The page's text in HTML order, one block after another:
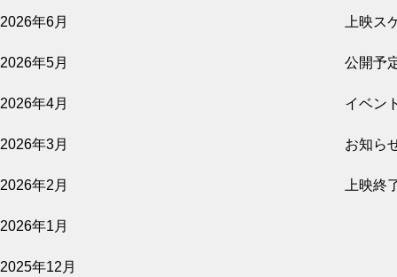
影を売る女
2026年6月
2026年5月
2026年4月
2026年3月
2026年2月
2026年1月
2025年12月
上映ス
公開予
イベン
お知ら
上映終